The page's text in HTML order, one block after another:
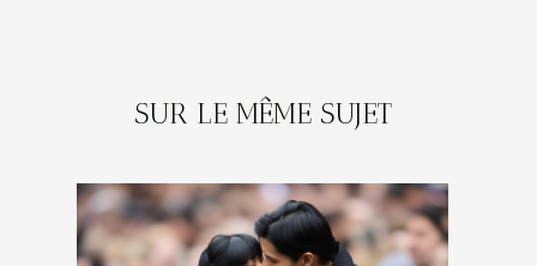
SUR LE MÊME SUJET